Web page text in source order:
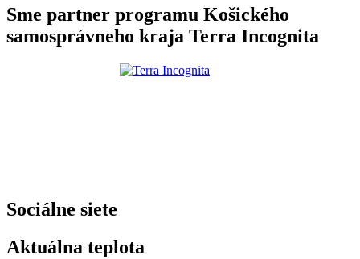
Sme partner programu Košického
samosprávneho kraja Terra Incognita
Sociálne siete
Aktuálna teplota